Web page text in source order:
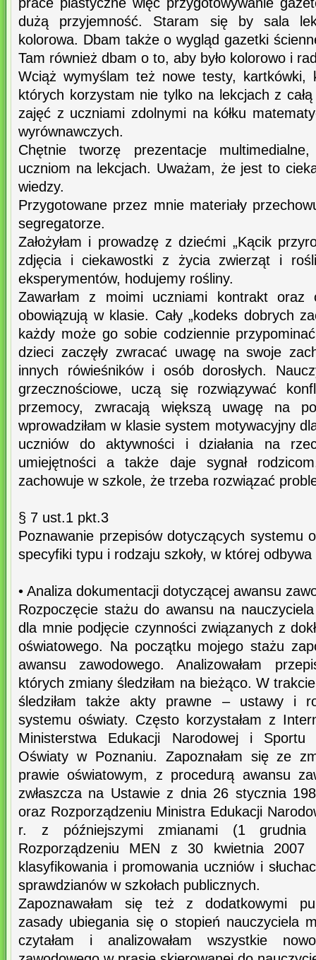
dużą przyjemność. Staram się by sala
kolorowa. Dbam także o wygląd gazetki
Tam również dbam o to, aby było kolorowo i
Wciąż wymyślam też nowe testy, kartkówki,
których korzystam nie tylko na lekcjach z
zajęć z uczniami zdolnymi na kółku
wyrównawczych.
Chętnie tworzę prezentacje
uczniom na lekcjach. Uważam, że jest to
wiedzy.
Przygotowane przez mnie materiały
segregatorze.
Założyłam i prowadzę z dziećmi „Kącik
zdjęcia i ciekawostki z życia zwierząt i
eksperymentów, hodujemy rośliny.
Zawarłam z moimi uczniami kontrakt oraz
obowiązują w klasie. Cały „kodeks dobrych
każdy może go sobie codziennie
dzieci zaczęły zwracać uwagę na swoje
innych rówieśników i osób dorosłych.
grzecznościowe, uczą się rozwiązywać
przemocy, zwracają większą uwagę na
wprowadziłam w klasie system motywacyjny
uczniów do aktywności i działania na
umiejętności a także daje sygnał
zachowuje w szkole, że trzeba rozwiązać
§ 7 ust.1 pkt.3
Poznawanie przepisów dotyczących systemu
specyfiki typu i rodzaju szkoły, w której
• Analiza dokumentacji dotyczącej awansu
Rozpoczęcie stażu do awansu na
dla mnie podjęcie czynności związanych z
oświatowego. Na początku mojego stażu
awansu zawodowego. Analizowałam
których zmiany śledziłam na bieżąco. W
śledziłam także akty prawne – ustawy i
systemu oświaty. Często korzystałam z
Ministerstwa Edukacji Narodowej i
Oświaty w Poznaniu. Zapoznałam się ze
prawie oświatowym, z procedurą awansu
zwłaszcza na Ustawie z dnia 26 stycznia
oraz Rozporządzeniu Ministra Edukacji
r. z późniejszymi zmianami (1
Rozporządzeniu MEN z 30 kwietnia
klasyfikowania i promowania uczniów i
sprawdzianów w szkołach publicznych.
Zapoznawałam się też z dodatkowymi
zasady ubiegania się o stopień nauczyciela
czytałam i analizowałam wszystkie